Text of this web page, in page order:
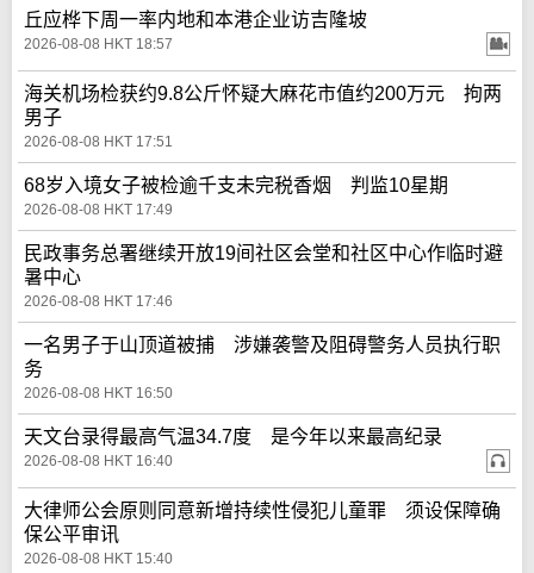
丘应桦下周一率内地和本港企业访吉隆坡
2026-08-08 HKT 18:57
海关机场检获约9.8公斤怀疑大麻花市值约200万元 拘两
男子
2026-08-08 HKT 17:51
68岁入境女子被检逾千支未完税香烟 判监10星期
2026-08-08 HKT 17:49
民政事务总署继续开放19间社区会堂和社区中心作临时避
暑中心
2026-08-08 HKT 17:46
一名男子于山顶道被捕 涉嫌袭警及阻碍警务人员执行职
务
2026-08-08 HKT 16:50
天文台录得最高气温34.7度 是今年以来最高纪录
2026-08-08 HKT 16:40
大律师公会原则同意新增持续性侵犯儿童罪 须设保障确
保公平审讯
2026-08-08 HKT 15:40